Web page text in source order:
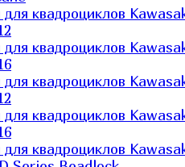
для квадроциклов
для квадроциклов
для квадроциклов
для квадроциклов
для квадроциклов